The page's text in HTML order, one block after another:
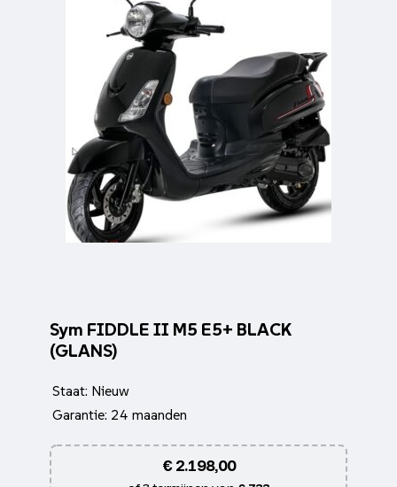
Sym FIDDLE II M5 E5+ BLACK
(GLANS)
Staat: Nieuw
Garantie: 24 maanden
€2.198,00